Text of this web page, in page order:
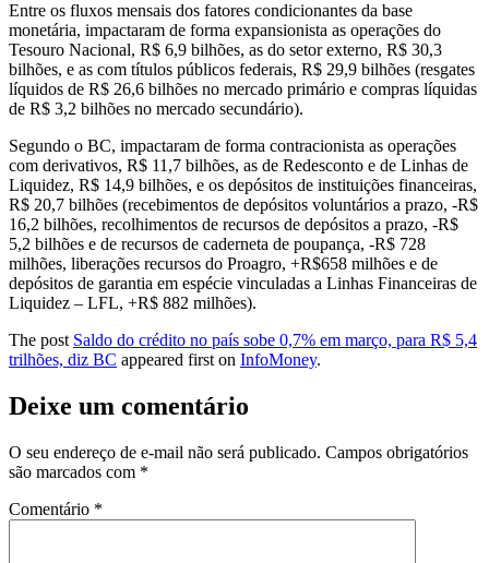
Entre os fluxos mensais dos fatores condicionantes da base
monetária, impactaram de forma expansionista as operações do
Tesouro Nacional, R$ 6,9 bilhões, as do setor externo, R$ 30,3
bilhões, e as com títulos públicos federais, R$ 29,9 bilhões (resgates
líquidos de R$ 26,6 bilhões no mercado primário e compras líquidas
de R$ 3,2 bilhões no mercado secundário).
Segundo o BC, impactaram de forma contracionista as operações
com derivativos, R$ 11,7 bilhões, as de Redesconto e de Linhas de
Liquidez, R$ 14,9 bilhões, e os depósitos de instituições financeiras,
R$ 20,7 bilhões (recebimentos de depósitos voluntários a prazo, -R$
16,2 bilhões, recolhimentos de recursos de depósitos a prazo, -R$
5,2 bilhões e de recursos de caderneta de poupança, -R$ 728
milhões, liberações recursos do Proagro, +R$658 milhões e de
depósitos de garantia em espécie vinculadas a Linhas Financeiras de
Liquidez – LFL, +R$ 882 milhões).
The post Saldo do crédito no país sobe 0,7% em março, para R$ 5,4
trilhões, diz BC appeared first on InfoMoney.
Deixe um comentário
O seu endereço de e-mail não será publicado. Campos obrigatórios
são marcados com *
Comentário *